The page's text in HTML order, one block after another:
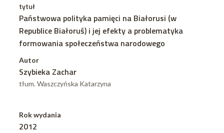
tytuł
Państwowa polityka pamięci na Białorusi (w
Republice Białoruś) i jej efekty a problematyka
formowania społeczeństwa narodowego
Autor
Szybieka Zachar
tłum. Waszczyńska Katarzyna
Rok wydania
2012